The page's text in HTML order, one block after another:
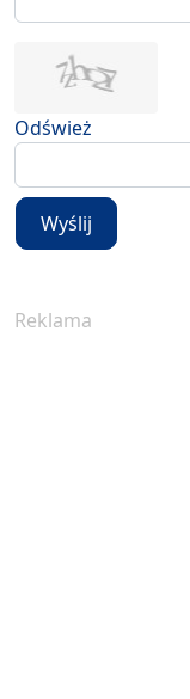
Odśwież
Wyślij
Reklama